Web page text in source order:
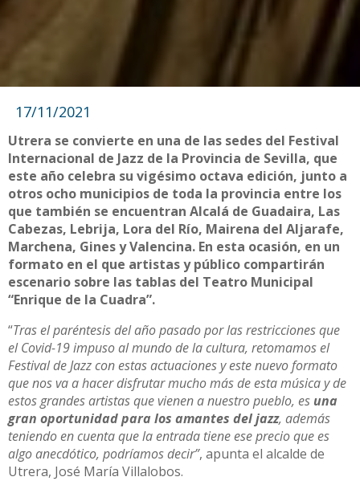
17/11/2021
Utrera se convierte en una de las sedes del Festival
Internacional de Jazz de la Provincia de Sevilla, que
este año celebra su vigésimo octava edición, junto a
otros ocho municipios de toda la provincia entre los
que también se encuentran Alcalá de Guadaira, Las
Cabezas, Lebrija, Lora del Río, Mairena del Aljarafe,
Marchena, Gines y Valencina. En esta ocasión, en un
formato en el que artistas y público compartirán
escenario sobre las tablas del Teatro Municipal
“Enrique de la Cuadra”.
“Tras el paréntesis del año pasado por las restricciones que
el Covid-19 impuso al mundo de la cultura, retomamos el
Festival de Jazz con estas actuaciones y este nuevo formato
que nos va a hacer disfrutar mucho más de esta música y de
estos grandes artistas que vienen a nuestro pueblo, es una
gran oportunidad para los amantes del jazz, además
teniendo en cuenta que la entrada tiene ese precio que es
algo anecdótico, podríamos decir”, apunta el alcalde de
Utrera, José María Villalobos.